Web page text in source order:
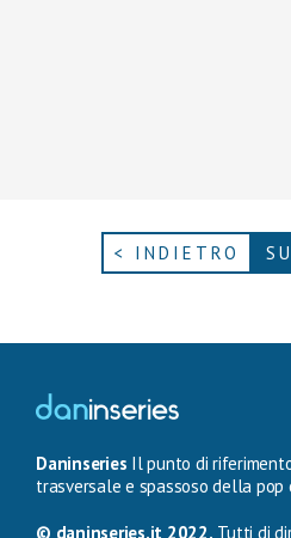
< INDIETRO
Daninseries Il punto di
trasversale e spassoso della pop
© daninseries.it 2022. Tutti di